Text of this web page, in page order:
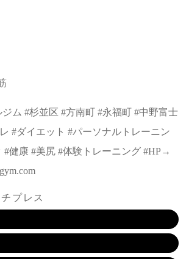
ム #杉並区 #方南町 #永福町 #中野富士
#ダイエット #パーソナルトレーニン
#健康 #美尻 #体験トレーニング #HP→
プレス